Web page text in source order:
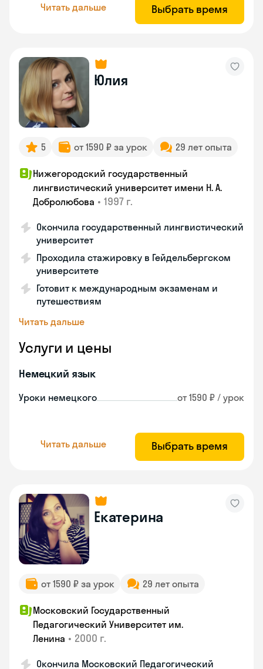
Читать дальше Выбрать время
Юлия
5 от 1590 ₽ за урок 29 лет опыта
Нижегородский государственный
лингвистический университет имени Н. А.
Добролюбова • 1997 г.
Окончила государственный лингвистический
университет
Проходила стажировку в Гейдельбергском
университете
Готовит к международным экзаменам и
путешествиям
Читать дальше
Услуги и цены
Немецкий язык
Уроки немецкого от 1590 ₽ / урок
Читать дальше Выбрать время
Екатерина
от 1590 ₽ за урок 29 лет опыта
Московский Государственный
Педагогический Университет им.
Ленина • 2000 г.
Окончила Московский Педагогический